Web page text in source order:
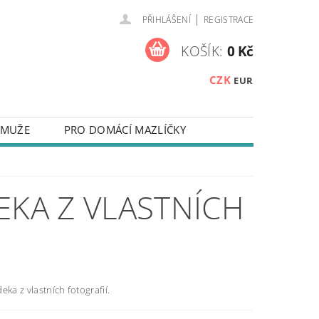
PŘIHLÁŠENÍ | REGISTRACE
CZK EUR
KOŠÍK: 0 Kč
PRO DOMÁCÍ MAZLÍČKY
NA MOBILNÍ TELEFONY
Z VLASTNÍCH
z vlastních fotografií.